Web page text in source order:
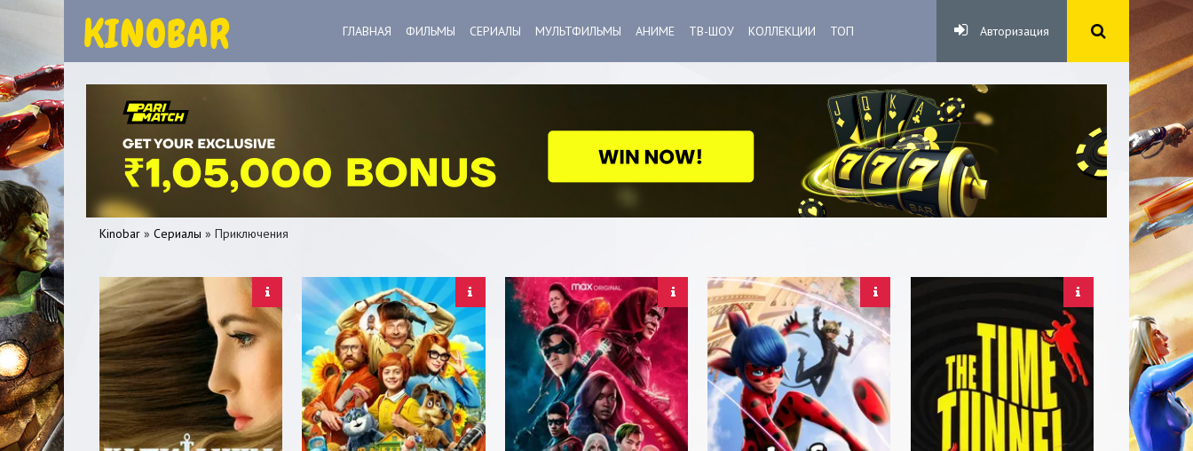
ГЛАВНАЯ ФИЛЬМЫ СЕРИАЛЫ МУЛЬТФИЛЬМЫ АНИМЕ ТВ-ШОУ КОЛЛЕКЦИИ ТОП Авторизация
Kinobar » Сериалы » Приключения